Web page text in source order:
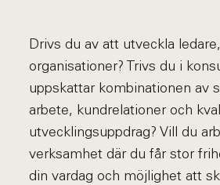
Drivs du av att utveckla
organisationer? Trivs du i
uppskattar kombinationen av
arbete, kundrelationer och
utvecklingsuppdrag? Vill du
verksamhet där du får stor
din vardag och möjlighet att